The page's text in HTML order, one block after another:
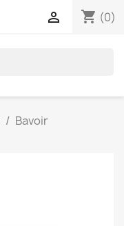
shopping_cart (0)

Bavoir